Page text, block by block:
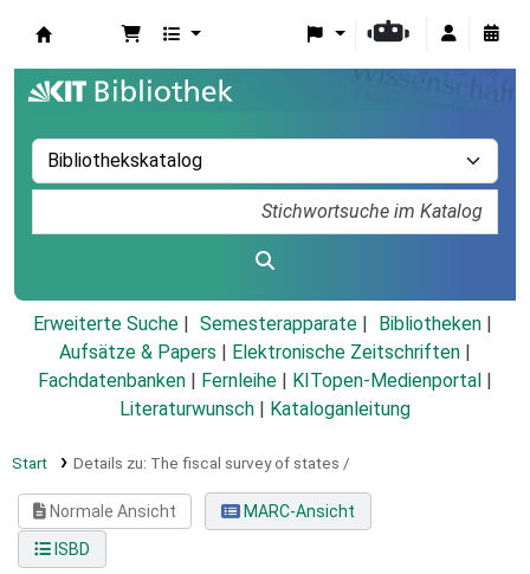
Erweiterte Suche Semesterapparate
Bibliotheken
Aufsätze & Papers
Elektronische Zeitschriften
Fachdatenbanken
Fernleihe KITopen-Medienportal
Literaturwunsch
Kataloganleitung
Start Details zu: The fiscal survey of states /
Normale Ansicht
MARC-Ansicht
ISBD